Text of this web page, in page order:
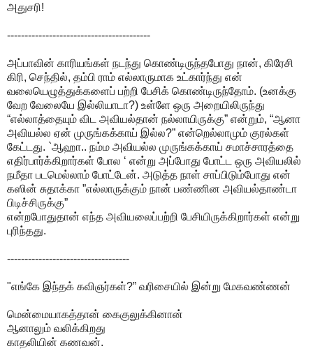
அதுசரி!
-----------------------------------------
அப்பாவின் காரியங்கள் நடந்து கொண்டிருந்தபோது நான், கிரேசி
கிரி, செந்தில், தம்பி ராம் எல்லாருமாக உட்கார்ந்து என்
வலையெழுத்துக்களைப் பற்றி பேசிக் கொண்டிருந்தோம். (உனக்கு
வேற வேலையே இல்லியாடா?) உள்ளே ஒரு அறையிலிருந்து
“எல்லாத்தையும் விட அவியல்தான் நல்லாயிருக்கு” என்றும், “ஆனா
அவியல்ல ஏன் முருங்கக்காய் இல்ல?” என்றெல்லாமும் குரல்கள்
கேட்டது. `ஆஹா.. நம்ம அவியல்ல முருங்கக்காய் சமாச்சாரத்தை
எதிர்பார்க்கிறார்கள் போல ‘ என்று அப்போது போட்ட ஒரு அவியலில்
நமீதா படமெல்லாம் போட்டேன். அடுத்த நாள் சாப்பிடும்போது என்
கஸின் சுதாக்கா ”எல்லாருக்கும் நான் பண்ணின அவியல்தாண்டா
பிடிச்சிருக்கு”
என்றபோதுதான் எந்த அவியலைப்பற்றி பேசியிருக்கிறார்கள் என்று
புரிந்தது.
-----------------------------------
"எங்கே இந்தக் கவிஞர்கள்?” வரிசையில் இன்று மேகவண்ணன்
மென்மையாகத்தான் கைகுலுக்கினான்
ஆனாலும் வலிக்கிறது
காதலியின் கணவன்.